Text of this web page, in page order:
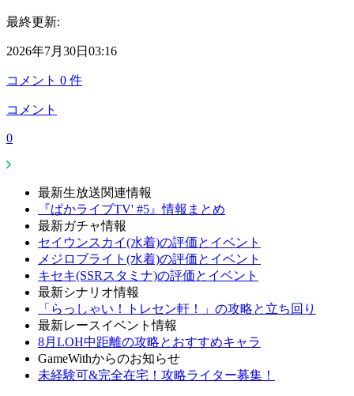
最終更新:
2026年7月30日03:16
コメント 0 件
コメント
0
最新生放送関連情報
『ぱかライブTV' #5』情報まとめ
最新ガチャ情報
セイウンスカイ(水着)の評価とイベント
メジロブライト(水着)の評価とイベント
キセキ(SSRスタミナ)の評価とイベント
最新シナリオ情報
「らっしゃい！トレセン軒！」の攻略と立ち回り
最新レースイベント情報
8月LOH中距離の攻略とおすすめキャラ
GameWithからのお知らせ
未経験可&完全在宅！攻略ライター募集！